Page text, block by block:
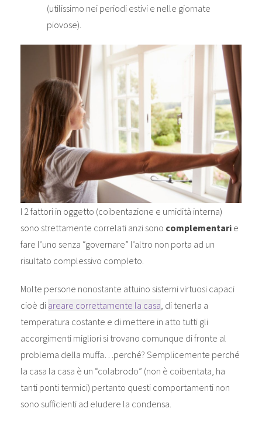
(utilissimo nei periodi estivi e nelle giornate
piovose).
I 2 fattori in oggetto (coibentazione e umidità interna)
sono strettamente correlati anzi sono complementari e
fare l’uno senza “governare” l’altro non porta ad un
risultato complessivo completo.
Molte persone nonostante attuino sistemi virtuosi capaci
cioè di areare correttamente la casa, di tenerla a
temperatura costante e di mettere in atto tutti gli
accorgimenti migliori si trovano comunque di fronte al
problema della muffa…perché? Semplicemente perché
la casa la casa è un “colabrodo” (non è coibentata, ha
tanti ponti termici) pertanto questi comportamenti non
sono sufficienti ad eludere la condensa.